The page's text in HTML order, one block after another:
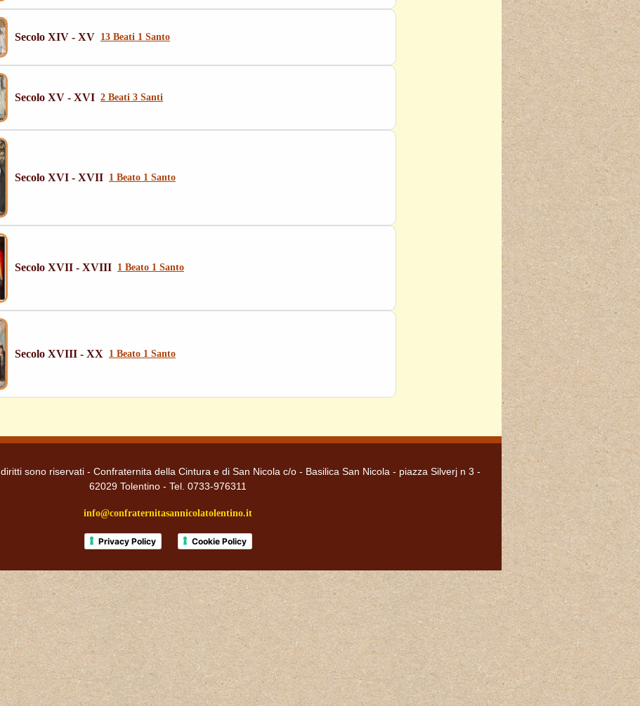
Secolo XIV - XV 13 Beati 1 Santo
Secolo XV - XVI 2 Beati 3 Santi
Secolo XVI - XVII 1 Beato 1 Santo
Secolo XVII - XVIII 1 Beato 1 Santo
Secolo XVIII - XX 1 Beato 1 Santo
sono riservati - Confraternita della Cintura e di San Nicola c/o - Basilica San Nicola - piazza Silverj n 3 -
62029 Tolentino - Tel. 0733-976311
info@confraternitasannicolatolentino.it
Privacy Policy Cookie Policy